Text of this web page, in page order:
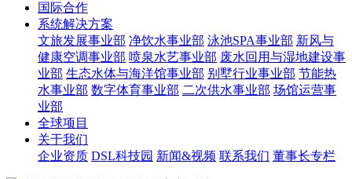
国际合作
系统解决方案
文旅发展事业部 净饮水事业部 泳池SPA事业部 新风与
健康空调事业部 喷泉水艺事业部 废水回用与湿地建设事
业部 生态水体与海洋馆事业部 别墅行业事业部 节能热
水事业部 数字体育事业部 二次供水事业部 场馆运营事
业部
全球项目
关于我们
企业资质 DSL科技园 新闻&视频 联系我们 董事长专栏